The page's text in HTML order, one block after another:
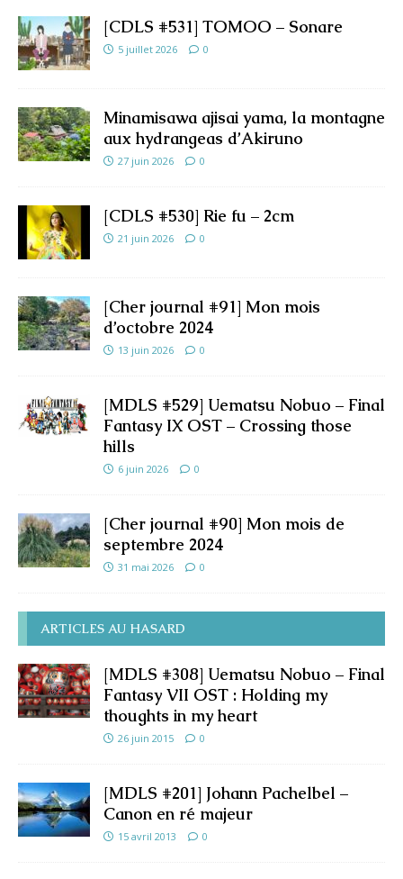
[CDLS #531] TOMOO – Sonare
5 juillet 2026 0
Minamisawa ajisai yama, la montagne
aux hydrangeas d’Akiruno
27 juin 2026 0
[CDLS #530] Rie fu – 2cm
21 juin 2026 0
[Cher journal #91] Mon mois
d’octobre 2024
13 juin 2026 0
[MDLS #529] Uematsu Nobuo – Final
Fantasy IX OST – Crossing those
hills
6 juin 2026 0
[Cher journal #90] Mon mois de
septembre 2024
31 mai 2026 0
ARTICLES AU HASARD
[MDLS #308] Uematsu Nobuo – Final
Fantasy VII OST : Holding my
thoughts in my heart
26 juin 2015 0
[MDLS #201] Johann Pachelbel –
Canon en ré majeur
15 avril 2013 0